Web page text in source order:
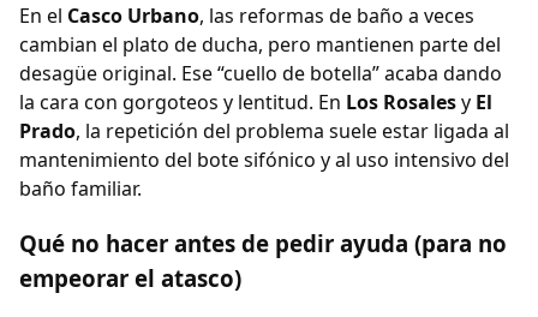
En el Casco Urbano, las reformas de baño a veces
cambian el plato de ducha, pero mantienen parte del
desagüe original. Ese “cuello de botella” acaba dando
la cara con gorgoteos y lentitud. En Los Rosalesy El
Prado, la repetición del problema suele estar ligada al
mantenimiento del bote sifónico y al uso intensivo del
baño familiar.
Qué no hacer antes de pedir ayuda (para no
empeorar el atasco)